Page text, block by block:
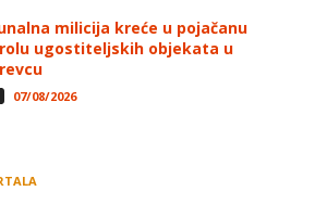
milicija kreće u pojačanu
ugostiteljskih objekata u
07/08/2026